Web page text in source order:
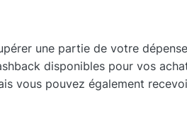
une partie de votre
disponibles pour vos
vous pouvez également